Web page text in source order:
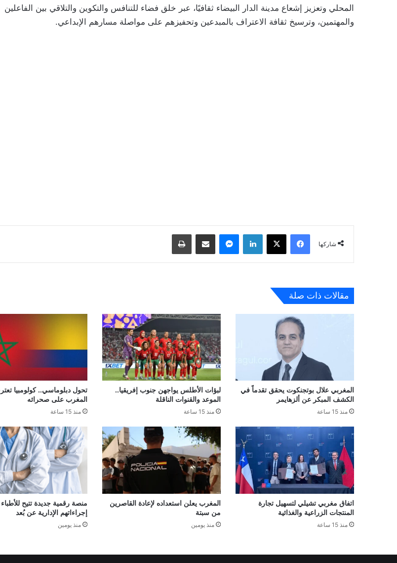
المحلي وتعزيز إشعاع مدينة الدار البيضاء ثقافيًا، عبر خلق فضاء للتنافس والتكوين والتلاقي بين الفاعلين
والمهتمين، وترسيخ ثقافة الاعتراف بالمبدعين وتحفيزهم على مواصلة مسارهم الإبداعي.
شاركها
فيسبوك لينكدإن
مقالات ذات صلة
المغربي علال بوتجنكوت يحقق تقدماً في
الكشف المبكر عن ألزهايمر
منذ 15 ساعة
لبؤات الأطلس يواجهن جنوب إفريقيا..
الموعد والقنوات الناقلة
منذ 15 ساعة
تحول دبلوماسي.. كولومبيا
المغرب على صحرائه
منذ 15 ساعة
اتفاق مغربي تشيلي لتسهيل تجارة
المنتجات الزراعية والغذائية
منذ 15 ساعة
المغرب يعلن استعداده لإعادة القاصرين
من سبتة
منذ يومين
منصة رقمية جديدة تتيح للأطباء
إجراءاتهم الإدارية عن بُعد
منذ يومين